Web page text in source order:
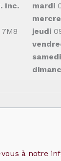
Inc.
7M8
mardi
jeudi
samedi
à notre